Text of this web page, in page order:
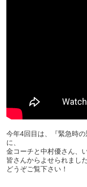
今年4回目は、『緊急時
に、
金コーチと中村優さん、
皆さんからよせられまし
どうぞご覧下さい！